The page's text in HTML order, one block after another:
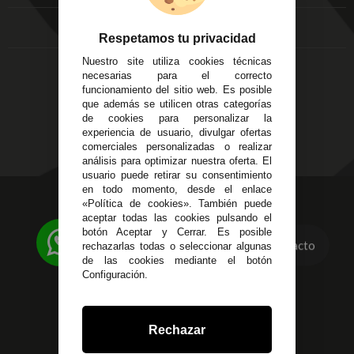
Local 3
C/ Ingeniero Iribarren,
14
Alzira - Valencia
C/ Esplugues, 135
Aviso Legal
Entregas y
Devoluciones
Política de Privacidad
Pago Seguro
Terminos y
Condiciones Generales
Políticas de Cookies
623 23 31 98
Atendemos Whatsapp
955 44 45 43/955 44 45 44
Local 3 Écija (Sevilla)
Contacto
Respetamos tu privacidad
Nuestro site utiliza cookies técnicas
necesarias para el correcto
funcionamiento del sitio web. Es posible
que además se utilicen otras categorías
de cookies para personalizar la
experiencia de usuario, divulgar ofertas
comerciales personalizadas o realizar
análisis para optimizar nuestra oferta. El
usuario puede retirar su consentimiento
en todo momento, desde el enlace
«Política de cookies». También puede
aceptar todas las cookies pulsando el
botón Aceptar y Cerrar. Es posible
rechazarlas todas o seleccionar algunas
de las cookies mediante el botón
Configuración.
Rechazar